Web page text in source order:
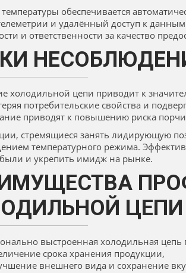
обеспечивается
и удалённый доступ к
и ответственности за качество
холодильной цепи приводит к
потребительские свойства и
приводят к повышению риска
стремящиеся занять лидирующую
температурного режима.
и укрепить имидж на рынке.
ЦЕПИ
выстроенная холодильная
срока хранения продукции,
внешнего вида и сохранение